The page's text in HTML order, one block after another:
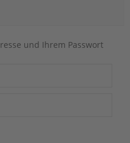
und Ihrem Passwort